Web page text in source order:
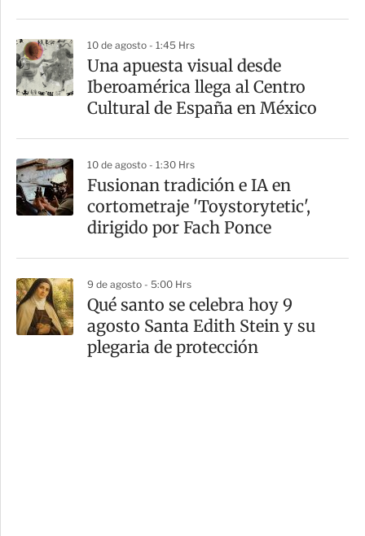
10 de agosto - 1:45 Hrs
Una apuesta visual desde
Iberoamérica llega al Centro
Cultural de España en México
10 de agosto - 1:30 Hrs
Fusionan tradición e IA en
cortometraje 'Toystorytetic',
dirigido por Fach Ponce
9 de agosto - 5:00 Hrs
Qué santo se celebra hoy 9
agosto Santa Edith Stein y su
plegaria de protección